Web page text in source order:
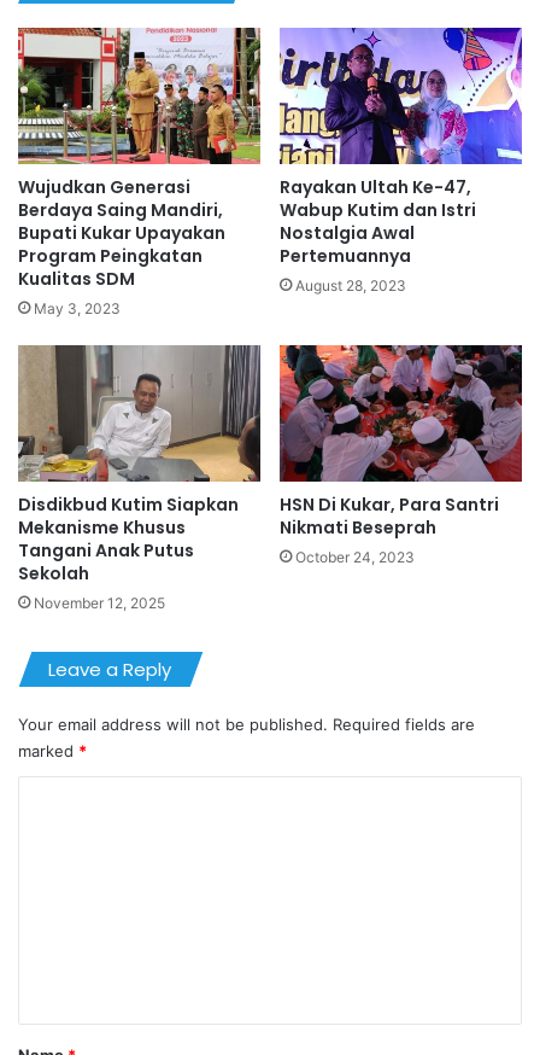
Wujudkan Generasi
Berdaya Saing Mandiri,
Bupati Kukar Upayakan
Program Peingkatan
Kualitas SDM
May 3, 2023
Rayakan Ultah Ke-47,
Wabup Kutim dan Istri
Nostalgia Awal
Pertemuannya
August 28, 2023
Disdikbud Kutim Siapkan
Mekanisme Khusus
Tangani Anak Putus
Sekolah
November 12, 2025
HSN Di Kukar, Para Santri
Nikmati Beseprah
October 24, 2023
Leave a Reply
Your email address will not be published. Required fields are
marked *
*